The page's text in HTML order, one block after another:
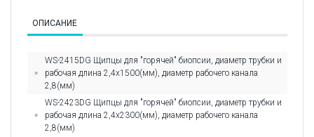
ОПИСАНИЕ
WS-2415DG Щипцы для "горячей" биопсии, диаметр трубки и
рабочая длина 2,4х1500(мм), диаметр рабочего канала
2,8(мм)
WS-2423DG Щипцы для "горячей" биопсии, диаметр трубки и
рабочая длина 2,4х2300(мм), диаметр рабочего канала
2,8(мм)